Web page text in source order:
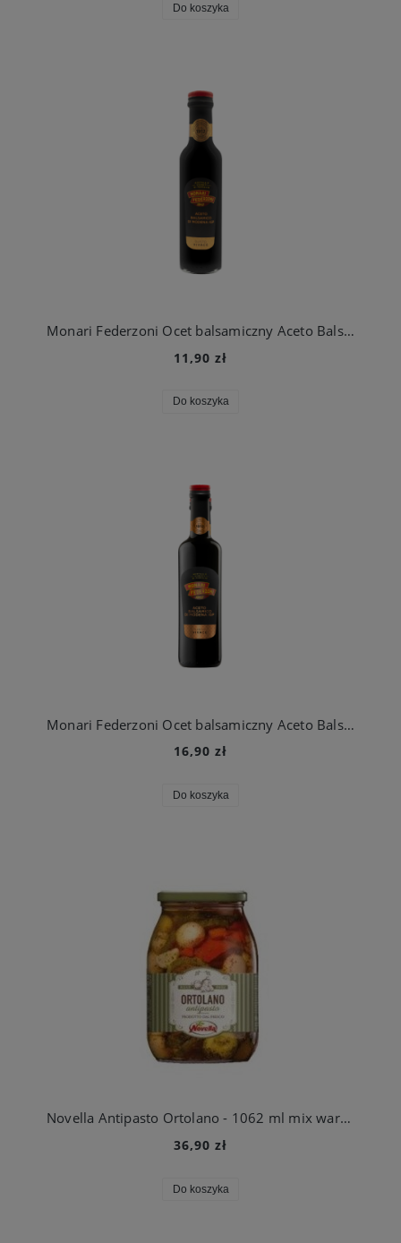
Do koszyka
Monari Federzoni Ocet balsamiczny Aceto Balsamico Di Modena 250ml
11,90 zł
Do koszyka
Monari Federzoni Ocet balsamiczny Aceto Balsamico Di Modena 500ml
16,90 zł
Do koszyka
Novella Antipasto Ortolano - 1062 ml mix warzyw - słoik
36,90 zł
Do koszyka